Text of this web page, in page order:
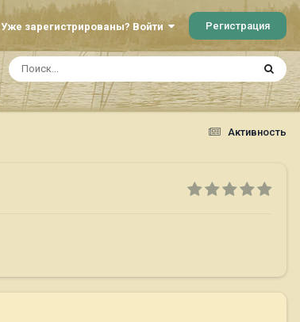
Уже зарегистрированы? Войти Регистрация
Активность